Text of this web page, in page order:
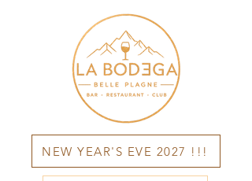
NEW YEAR'S EVE 2027 !!!